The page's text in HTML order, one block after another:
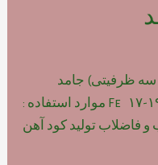
ظرفیتی) جامد
فرمول : Fe2(SO4)3 درصد آهن : Fe ۱۷-۱۹% موارد استفاده :
فاضلاب تولید کود آهن